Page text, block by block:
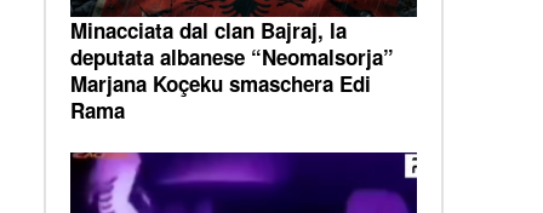
Minacciata dal clan Bajraj, la
deputata albanese “Neomalsorja”
Marjana Koçeku smaschera Edi
Rama